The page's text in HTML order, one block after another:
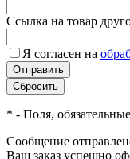
Ссылка на товар
Я согласен на
* - Поля,
Сообщение
Ваш заказ успешно